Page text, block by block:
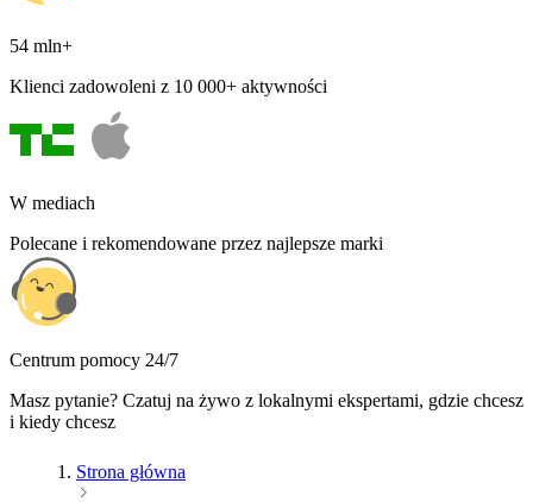
54 mln+
Klienci zadowoleni z 10 000+ aktywności
W mediach
Polecane i rekomendowane przez najlepsze marki
Centrum pomocy 24/7
Masz pytanie? Czatuj na żywo z lokalnymi ekspertami, gdzie chcesz
i kiedy chcesz
Strona główna